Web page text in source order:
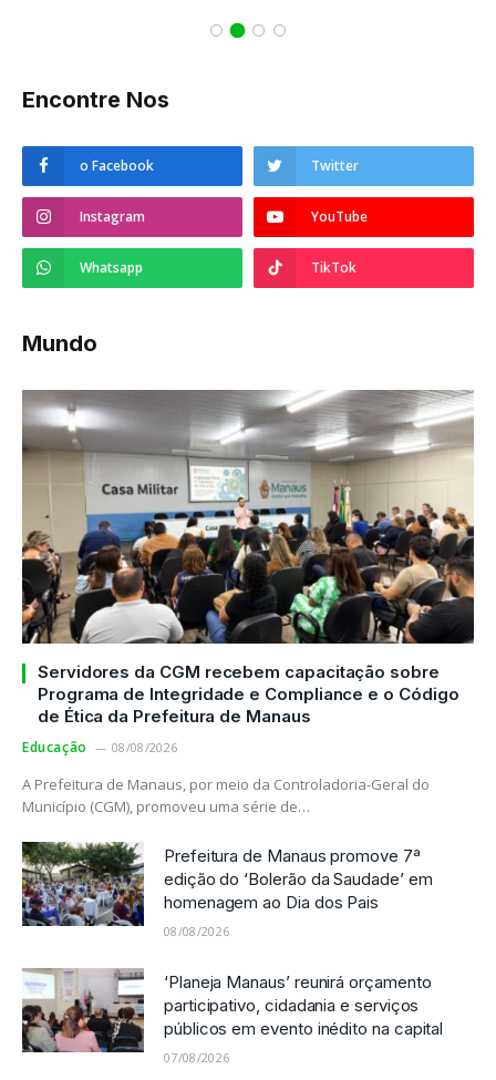
Encontre Nos
o Facebook Twitter
Instagram YouTube
Whatsapp TikTok
Mundo
Servidores da CGM recebem capacitação sobre
Programa de Integridade e Compliance e o Código
de Ética da Prefeitura de Manaus
Educação 08/08/2026
A Prefeitura de Manaus, por meio da Controladoria-Geral do
Município (CGM), promoveu uma série de…
Prefeitura de Manaus promove 7ª
edição do ‘Bolerão da Saudade’ em
homenagem ao Dia dos Pais
08/08/2026
‘Planeja Manaus’ reunirá orçamento
participativo, cidadania e serviços
públicos em evento inédito na capital
07/08/2026